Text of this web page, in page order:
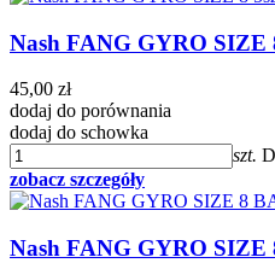
Nash FANG GYRO SIZE
45,00 zł
dodaj do porównania
dodaj do schowka
szt.
zobacz szczegóły
Nash FANG GYRO SIZE